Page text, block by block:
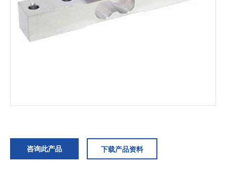
企业信息
咨询此产品 下载产品资料